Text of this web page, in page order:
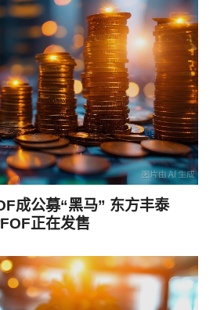
成公募“黑马” 东方丰泰
正在发售